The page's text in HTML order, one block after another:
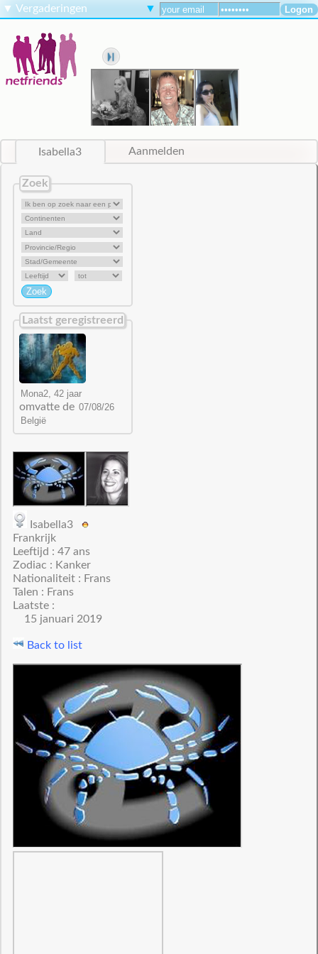
▼ Vergaderingen ▼
Isabella3 Aanmelden
Zoek
Laatst geregistreerd
omvatte de
Isabella3
Frankrijk
Leeftijd : 47 ans
Zodiac : Kanker
Nationaliteit : Frans
Talen : Frans
Laatste :
15 januari 2019
Back to list